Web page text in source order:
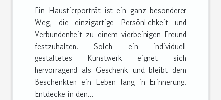
perfektes Geschenk
gestalten
Ein Haustierporträt ist ein ganz besonderer
Weg, die einzigartige Persönlichkeit und
Verbundenheit zu einem vierbeinigen Freund
festzuhalten. Solch ein individuell
gestaltetes Kunstwerk eignet sich
hervorragend als Geschenk und bleibt dem
Beschenkten ein Leben lang in Erinnerung.
Entdecke in den...